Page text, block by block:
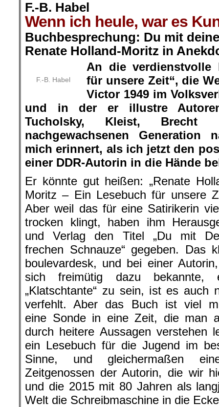
F.-B. Habel
Wenn ich heule, war es
Buchbesprechung: Du mit
Renate Holland-Moritz in
F.-B. Habel
An die verdienstvolle
für unsere Zeit“, die
Victor 1949 im
und in der er illustre
Tucholsky, Kleist, Brecht
nachgewachsenen Generation
mich erinnert, als ich jetzt den
einer DDR-Autorin in die Hände
Er könnte gut heißen: „Renate
Moritz – Ein Lesebuch für unsere
Aber weil das für eine Satirikerin
trocken klingt, haben ihm
und Verlag den Titel „Du mit
frechen Schnauze“ gegeben. Das
boulevardesk, und bei einer
sich freimütig dazu bekannte,
„Klatschtante“ zu sein, ist es auch
verfehlt. Aber das Buch ist viel
eine Sonde in eine Zeit, die man
durch heitere Aussagen verstehen
ein Lesebuch für die Jugend im
Sinne, und gleichermaßen
Zeitgenossen der Autorin, die wir
und die 2015 mit 80 Jahren als
Welt die Schreibmaschine in die